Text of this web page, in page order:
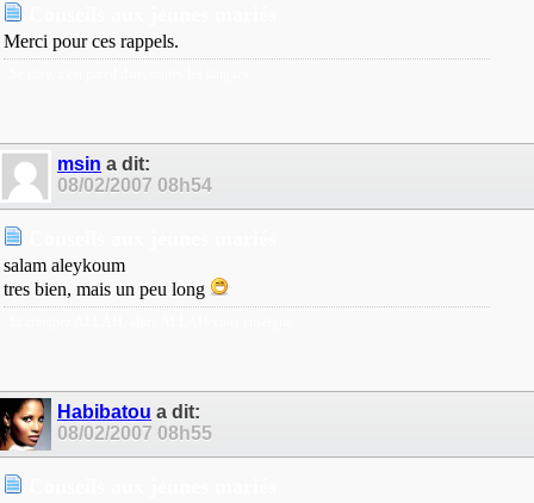
Merci pour ces rappels.
msin a dit:
08/02/2007 08h54
salam aleykoum
tres bien, mais un peu long
Habibatou a dit:
08/02/2007 08h55